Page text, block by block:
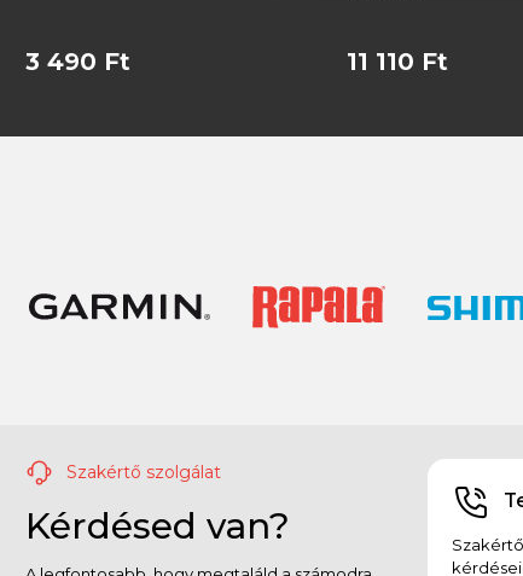
3 490 Ft 11 110 Ft
Szakértő szolgálat
Kérdésed van?